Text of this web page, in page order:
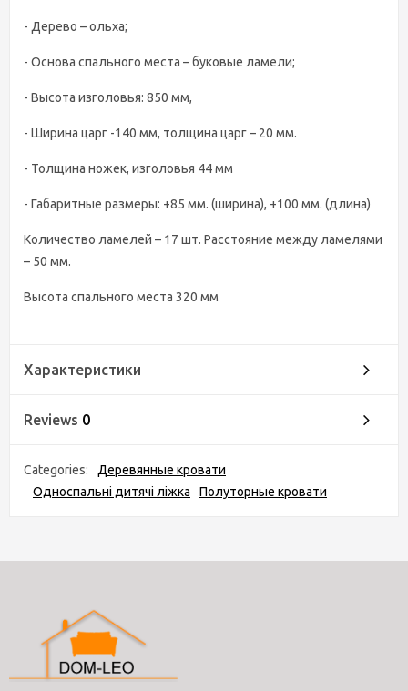
- Дерево – ольха;
- Основа спального места – буковые ламели;
- Высота изголовья: 850 мм,
- Ширина царг -140 мм, толщина царг – 20 мм.
- Толщина ножек, изголовья 44 мм
- Габаритные размеры: +85 мм. (ширина), +100 мм. (длина)
Количество ламелей – 17 шт. Расстояние между ламелями
– 50 мм.
Высота спального места 320 мм
Характеристики
Reviews 0
Categories:
Деревянные кровати
Односпальні дитячі ліжка
Полуторные кровати